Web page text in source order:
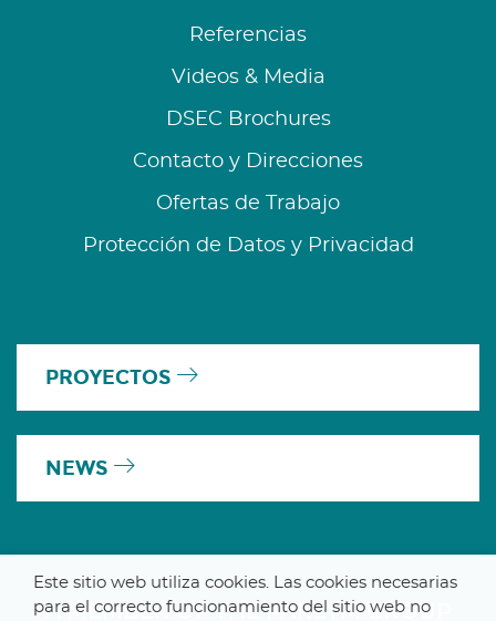
Referencias
Videos & Media
DSEC Brochures
Contacto y Direcciones
Ofertas de Trabajo
Protección de Datos y Privacidad
PROYECTOS
NEWS
A MEMBER OF THE PARLYM GROUP
Este sitio web utiliza cookies. Las cookies necesarias
para el correcto funcionamiento del sitio web no